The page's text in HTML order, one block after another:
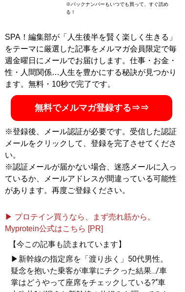
※バックナンバーもいつでも買って、すぐ読め
る！
SPA！編集部が「人生後半を賢く楽しく生きる」
をテーマに厳選した記事をメルマガ会員限定で毎
週金曜日にメールでお届けします。仕事・お金・
性・人間関係…人生を豊かにする秘訣が見つかり
ます。無料・10秒で完了です。
無料でメルマガ登録する⇒⇒
※登録後、メール認証が必要です。受信した認証
メールをクリックして、登録を完了させてくださ
い。
※認証メールが届かない場合、迷惑メールに入っ
ているか、メールアドレスが間違っている可能性
があります。再度ご登録ください。
▶ プロテイン買うなら、まず売れ筋から。
Myprotein公式はこちら [PR]
【今この記事も読まれています】
▶新幹線の指定席を「渡り歩く」50代男性。
疑念を抱いた乗客が車掌にチクった結果.../車
掌はどうやって座席をチェックしている?“車